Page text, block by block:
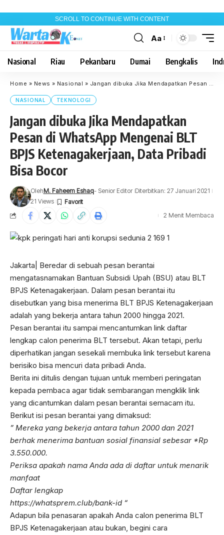
SCROLL TO CONTINUE WITH CONTENT
Font
Aa
Nasional Riau Pekanbaru Dumai Bengkalis
Home » News » Nasional » Jangan dibuka Jika Mendapatkan Pesan di WhatsApp Mengenai BLT BPJS Ketenagakerjaan, Data Pribadi Bisa Bocor
NASIONAL TEKNOLOGI
Jangan dibuka Jika Mendapatkan
Pesan di WhatsApp Mengenai BLT
BPJS Ketenagakerjaan, Data Pribadi
Bisa Bocor
OlehM. Faheem Eshaq- Senior Editor Diterbitkan: 27 Januari 2021
21 Views
2 Menit Membaca
Jakarta| Beredar di sebuah pesan berantai
mengatasnamakan Bantuan Subsidi Upah (BSU) atau BLT
BPJS Ketenagakerjaan. Dalam pesan berantai itu
disebutkan yang bisa menerima BLT BPJS Ketenagakerjaan
adalah yang bekerja antara tahun 2000 hingga 2021.
Pesan berantai itu sampai mencantumkan link daftar
lengkap calon penerima BLT tersebut. Akan tetapi, perlu
diperhatikan jangan sesekali membuka link tersebut karena
berisiko bisa mencuri data pribadi Anda.
Berita ini ditulis dengan tujuan untuk memberi peringatan
kepada pembaca agar tidak sembarangan mengklik link
yang dicantumkan dalam pesan berantai semacam itu.
Berikut isi pesan berantai yang dimaksud:
” Mereka yang bekerja antara tahun 2000 dan 2021
berhak menerima bantuan sosial finansial sebesar *Rp
3.550.000.
Periksa apakah nama Anda ada di daftar untuk menarik
manfaat
Daftar lengkap
https://whatsprem.club/bank-id “
Adapun bila penasaran apakah Anda calon penerima BLT
BPJS Ketenagakerjaan atau bukan, begini cara